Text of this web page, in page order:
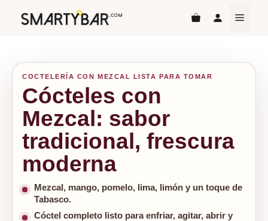
Inicio|Cócteles con Mezcal
COCTELERÍA CON MEZCAL LISTA PARA TOMAR
Cócteles con
Mezcal: sabor
tradicional, frescura
moderna
Mezcal, mango, pomelo, lima, limón y un toque de
Tabasco.
Cóctel completo listo para enfriar, agitar, abrir y